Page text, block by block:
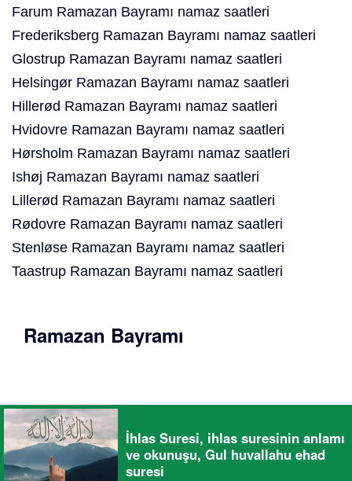
Farum Ramazan Bayramı namaz saatleri
Frederiksberg Ramazan Bayramı namaz saatleri
Glostrup Ramazan Bayramı namaz saatleri
Helsingør Ramazan Bayramı namaz saatleri
Hillerød Ramazan Bayramı namaz saatleri
Hvidovre Ramazan Bayramı namaz saatleri
Hørsholm Ramazan Bayramı namaz saatleri
Ishøj Ramazan Bayramı namaz saatleri
Lillerød Ramazan Bayramı namaz saatleri
Rødovre Ramazan Bayramı namaz saatleri
Stenløse Ramazan Bayramı namaz saatleri
Taastrup Ramazan Bayramı namaz saatleri
Ramazan Bayramı
İhlas Suresi, ihlas suresinin anlamı
ve okunuşu, Gul huvallahu ehad
suresi